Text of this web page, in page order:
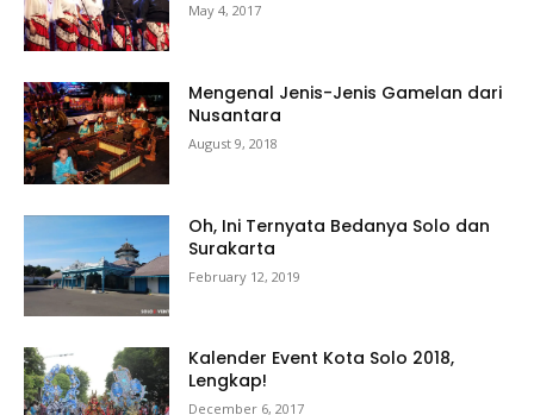
May 4, 2017
Mengenal Jenis-Jenis Gamelan dari
Nusantara
August 9, 2018
Oh, Ini Ternyata Bedanya Solo dan
Surakarta
February 12, 2019
Kalender Event Kota Solo 2018,
Lengkap!
December 6, 2017